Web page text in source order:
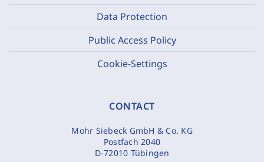
Data Protection
Public Access Policy
Cookie-Settings
CONTACT
Mohr Siebeck GmbH & Co. KG
Postfach 2040
D-72010 Tübingen